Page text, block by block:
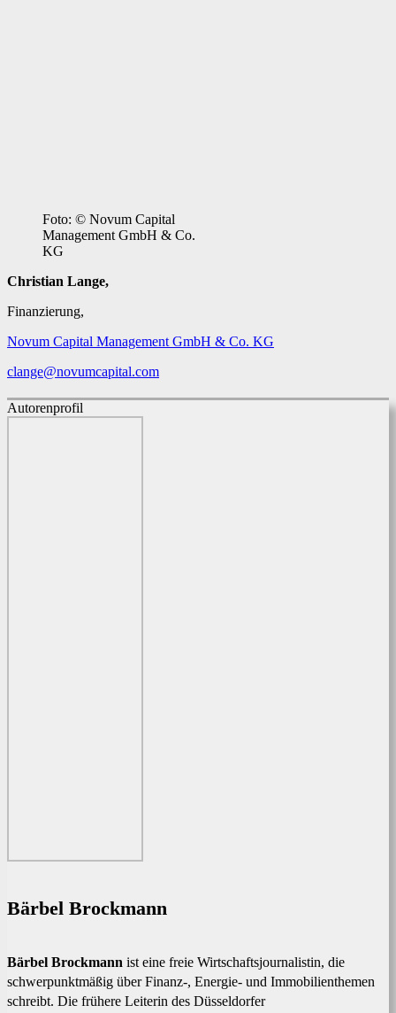
Foto: © Novum Capital
Management GmbH & Co.
KG
Christian Lange,
Finanzierung,
Novum Capital Management GmbH & Co. KG
clange@novumcapital.com
Autorenprofil
Bärbel Brockmann
Bärbel Brockmann ist eine freie Wirtschaftsjournalistin, die
schwerpunktmäßig über Finanz-, Energie- und Immobilienthemen
schreibt. Die frühere Leiterin des Düsseldorfer